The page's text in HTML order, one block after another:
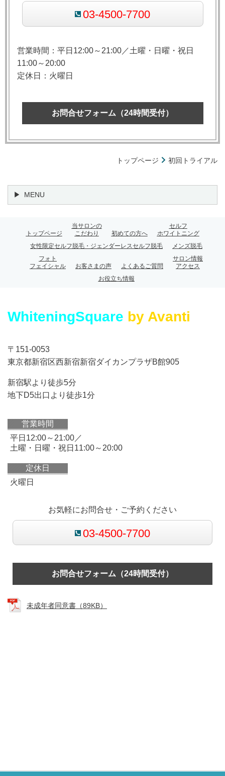
03-4500-7700
営業時間：平日12:00～21:00／土曜・日曜・祝日
11:00～20:00
定休日：火曜日
お問合せフォーム（24時間受付）
トップページ 初回トライアル
MENU
トップページ
当サロンの
こだわり
初めての方へ
セルフ
ホワイトニング
女性限定セルフ脱毛・ジェンダーレスセルフ脱毛
メンズ脱毛
フォト
フェイシャル
お客さまの声 よくあるご質問
サロン情報
アクセス
お役立ち情報
WhiteningSquare by Avanti
〒151-0053
東京都新宿区西新宿新宿ダイカンプラザB館905
新宿駅より徒歩5分
地下D5出口より徒歩1分
営業時間
平日12:00～21:00／
土曜・日曜・祝日11:00～20:00
定休日
火曜日
お気軽にお問合せ・ご予約ください
03-4500-7700
お問合せフォーム（24時間受付）
未成年者同意書（89KB）